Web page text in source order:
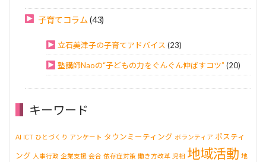
子育てコラム (43)
立石美津子の子育てアドバイス (23)
塾講師Naoの“子どもの力をぐんぐん伸ばすコツ” (20)
キーワード
AI ICT ひとづくり アンケート タウンミーティング ボランティア ポスティ
ング 人事行政 企業支援 会合 依存症対策 働き方改革 児相 地域活動 地